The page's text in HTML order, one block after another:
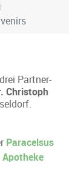
Partner-
Christoph
Paracelsus
Apotheke